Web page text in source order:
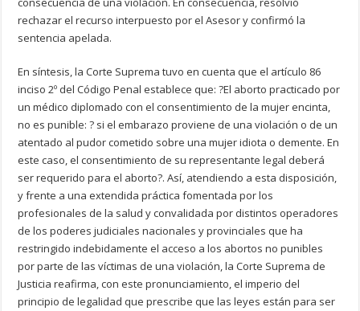
rechazar el recurso interpuesto por el Asesor y confirmó la
sentencia apelada.
En síntesis, la Corte Suprema tuvo en cuenta que el artículo 86
inciso 2º del Código Penal establece que: ?El aborto practicado por
un médico diplomado con el consentimiento de la mujer encinta,
no es punible: ? si el embarazo proviene de una violación o de un
atentado al pudor cometido sobre una mujer idiota o demente. En
este caso, el consentimiento de su representante legal deberá
ser requerido para el aborto?. Así, atendiendo a esta disposición,
y frente a una extendida práctica fomentada por los
profesionales de la salud y convalidada por distintos operadores
de los poderes judiciales nacionales y provinciales que ha
restringido indebidamente el acceso a los abortos no punibles
por parte de las víctimas de una violación, la Corte Suprema de
Justicia reafirma, con este pronunciamiento, el imperio del
principio de legalidad que prescribe que las leyes están para ser